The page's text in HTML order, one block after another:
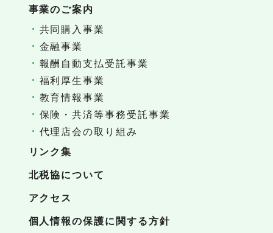
事業のご案内
共同購入事業
金融事業
報酬自動支払受託事業
福利厚生事業
教育情報事業
保険・共済等事務受託事業
代理店会の取り組み
リンク集
北税協について
アクセス
個人情報の保護に関する方針